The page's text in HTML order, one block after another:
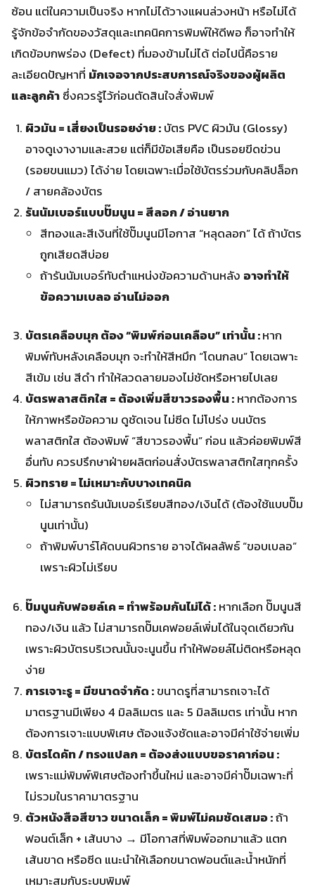
ซ้อน แต่ในความเป็นจริง หากไม่ได้วางแผนล่วงหน้า หรือไม่ได้
รู้จักข้อจำกัดของวัสดุและเทคนิคการพิมพ์ให้ดีพอ ก็อาจทำให้
เกิดข้อบกพร่อง (Defect) ที่มองข้ามไม่ได้ ต่อไปนี้คือราย
ละเอียดปัญหาที่ มักเจอจากประสบการณ์จริงของผู้ผลิต
และลูกค้าซึ่งควรรู้ไว้ก่อนตัดสินใจสั่งพิมพ์
ผิวมัน = เสี่ยงเป็นรอยง่าย :บัตร PVC ผิวมัน (Glossy)
อาจดูเงางามและสวย แต่ก็มีข้อเสียคือ เป็นรอยขีดข่วน
(รอยขนแมว) ได้ง่าย โดยเฉพาะเมื่อใช้บัตรร่วมกับคลิปล็อก
/ สายคล้องบัตร
รันนัมเบอร์แบบปั๊มนูน = สีลอก / อ่านยาก
สีทองและสีเงินที่ใช้ปั๊มนูนมีโอกาส “หลุดลอก” ได้ ถ้าบัตร
ถูกเสียดสีบ่อย
ถ้ารันนัมเบอร์ทับตำแหน่งข้อความด้านหลัง อาจทำให้
ข้อความเบลอ อ่านไม่ออก
บัตรเคลือบมุก ต้อง “พิมพ์ก่อนเคลือบ” เท่านั้น :หาก
พิมพ์ทับหลังเคลือบมุก จะทำให้สีหมึก “โดนกลบ” โดยเฉพาะ
สีเข้ม เช่น สีดำ ทำให้ลวดลายมองไม่ชัดหรือหายไปเลย
บัตรพลาสติกใส= ต้องเพิ่มสีขาวรองพื้น :หากต้องการ
ให้ภาพหรือข้อความ ดูชัดเจน ไม่ซีด ไม่โปร่ง บนบัตร
พลาสติกใส ต้องพิมพ์ “สีขาวรองพื้น” ก่อน แล้วค่อยพิมพ์สี
อื่นทับ ควรปรึกษาฝ่ายผลิตก่อนสั่งบัตรพลาสติกใสทุกครั้ง
ผิวทราย = ไม่เหมาะกับบางเทคนิค
ไม่สามารถรันนัมเบอร์เรียบสีทอง/เงินได้ (ต้องใช้แบบปั๊ม
นูนเท่านั้น)
ถ้าพิมพ์บาร์โค้ดบนผิวทราย อาจได้ผลลัพธ์ “ขอบเบลอ”
เพราะผิวไม่เรียบ
ปั๊มนูนกับฟอยล์เค = ทำพร้อมกันไม่ได้ :หากเลือก ปั๊มนูนสี
ทอง/เงิน แล้ว ไม่สามารถปั๊มเคฟอยล์เพิ่มได้ในจุดเดียวกัน
เพราะผิวบัตรบริเวณนั้นจะนูนขึ้น ทำให้ฟอยล์ไม่ติดหรือหลุด
ง่าย
การเจาะรู = มีขนาดจำกัด :ขนาดรูที่สามารถเจาะได้
มาตรฐานมีเพียง 4 มิลลิเมตร และ 5 มิลลิเมตร เท่านั้น หาก
ต้องการเจาะแบบพิเศษ ต้องแจ้งชัดและอาจมีค่าใช้จ่ายเพิ่ม
บัตรไดคัท / ทรงแปลก = ต้องส่งแบบขอราคาก่อน :
เพราะแม่พิมพ์พิเศษต้องทำขึ้นใหม่ และอาจมีค่าปั๊มเฉพาะที่
ไม่รวมในราคามาตรฐาน
ตัวหนังสือสีขาว ขนาดเล็ก = พิมพ์ไม่คมชัดเสมอ :ถ้า
ฟอนต์เล็ก + เส้นบาง → มีโอกาสที่พิมพ์ออกมาแล้ว แตก
เส้นขาด หรือซีด แนะนำให้เลือกขนาดฟอนต์และน้ำหนักที่
เหมาะสมกับระบบพิมพ์